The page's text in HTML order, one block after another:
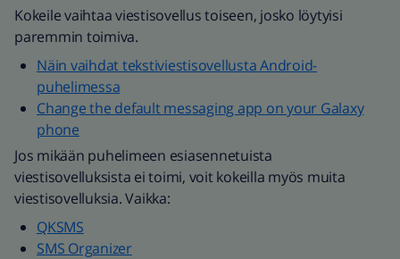
Kokeile vaihtaa viestisovellus toiseen, josko löytyisi
paremmin toimiva.
Näin vaihdat tekstiviestisovellusta Android-
puhelimessa
Change the default messaging app on your Galaxy
phone
Jos mikään puhelimeen esiasennetuista
viestisovelluksista ei toimi, voit kokeilla myös muita
viestisovelluksia. Vaikka:
QKSMS
SMS Organizer